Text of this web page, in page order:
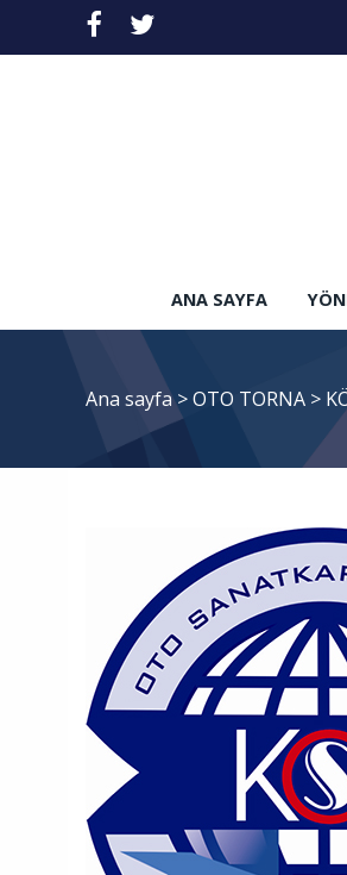
ANA SAYFA
Ana sayfa >OTO TORNA >